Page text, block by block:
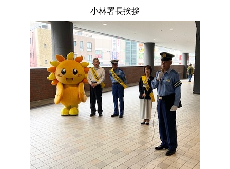
小林署長挨拶